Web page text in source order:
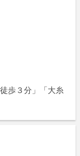
歩３分」「大糸